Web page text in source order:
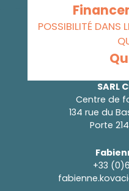
POSSIBILITÉ DANS
SARL
Centre de
134 rue du
Porte
+33